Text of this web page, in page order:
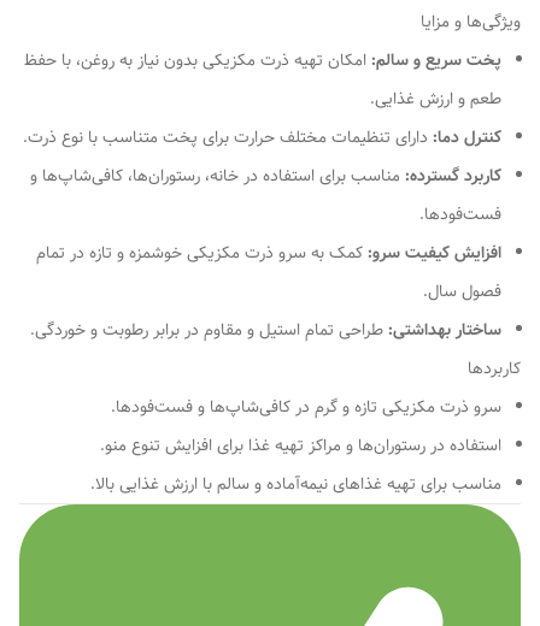
ویژگی‌ها و مزایا
پخت سریع و سالم: امکان تهیه ذرت مکزیکی بدون نیاز به روغن، با حفظ
طعم و ارزش غذایی.
کنترل دما: دارای تنظیمات مختلف حرارت برای پخت متناسب با نوع ذرت.
کاربرد گسترده: مناسب برای استفاده در خانه، رستوران‌ها، کافی‌شاپ‌ها و
فست‌فودها.
افزایش کیفیت سرو:کمک به سرو ذرت مکزیکی خوشمزه و تازه در تمام
فصول سال.
ساختار بهداشتی:طراحی تمام استیل و مقاوم در برابر رطوبت و خوردگی.
کاربردها
سرو ذرت مکزیکی تازه و گرم در کافی‌شاپ‌ها و فست‌فودها.
استفاده در رستوران‌ها و مراکز تهیه غذا برای افزایش تنوع منو.
مناسب برای تهیه غذاهای نیمه‌آماده و سالم با ارزش غذایی بالا.